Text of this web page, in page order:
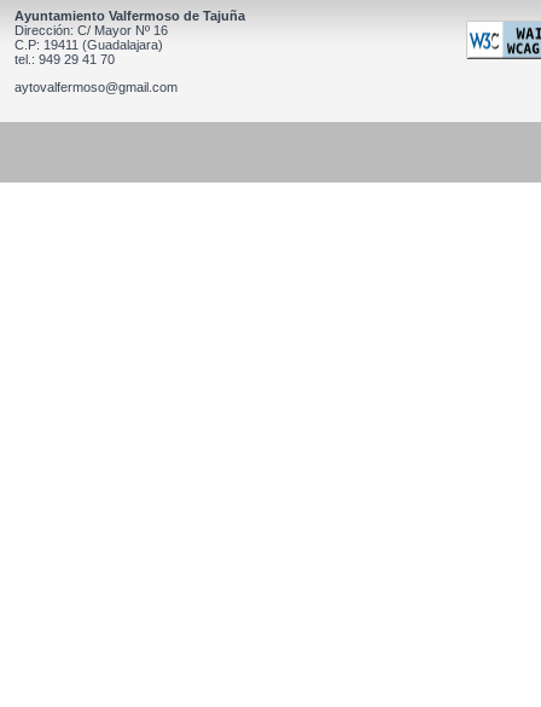
Ayuntamiento Valfermoso de Tajuña
Dirección: C/ Mayor Nº 16
C.P: 19411 (Guadalajara)
tel.: 949 29 41 70
aytovalfermoso@gmail.com